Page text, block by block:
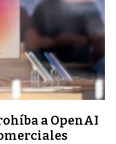
a OpenAI